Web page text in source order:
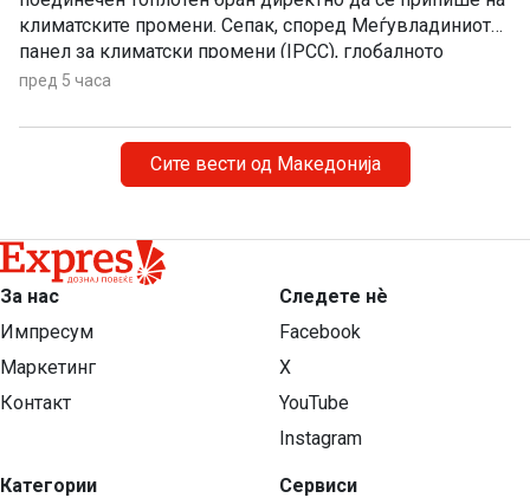
климатските промени. Сепак, според Меѓувладиниот
панел за климатски промени (IPCC), глобалното
затоплување придонесува ваквите екстремни
поинтензивни и подолготрајни.
пред 5 часа
Сите вести од Македонија
За нас
Импресум
Маркетинг
Контакт
Категории
Следете нѐ
Facebook
X
YouTube
Instagram
Сервиси